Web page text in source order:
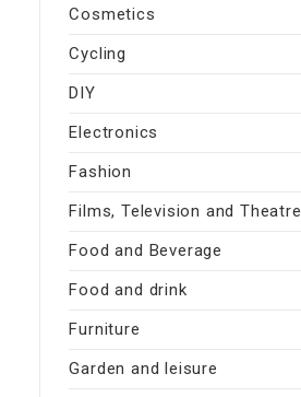
Cosmetics
Cycling
DIY
Electronics
Fashion
Films, Television and Theatre
Food and Beverage
Food and drink
Furniture
Garden and leisure